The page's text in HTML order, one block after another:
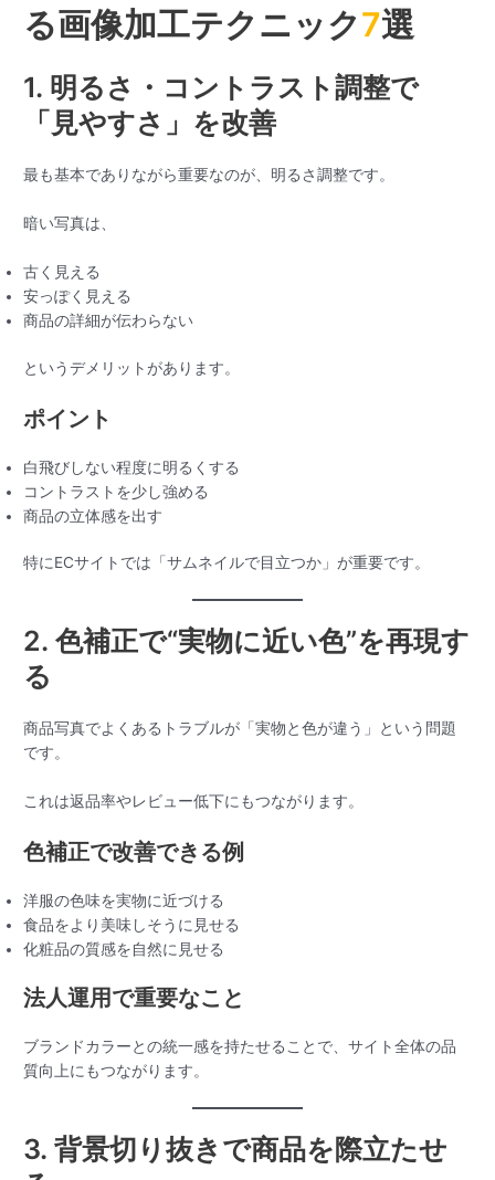
る画像加工テクニック7選
1. 明るさ・コントラスト調整で
「見やすさ」を改善
最も基本でありながら重要なのが、明るさ調整です。
暗い写真は、
古く見える
安っぽく見える
商品の詳細が伝わらない
というデメリットがあります。
ポイント
白飛びしない程度に明るくする
コントラストを少し強める
商品の立体感を出す
特にECサイトでは「サムネイルで目立つか」が重要です。
2. 色補正で“実物に近い色”を再現す
る
商品写真でよくあるトラブルが「実物と色が違う」という問題
です。
これは返品率やレビュー低下にもつながります。
色補正で改善できる例
洋服の色味を実物に近づける
食品をより美味しそうに見せる
化粧品の質感を自然に見せる
法人運用で重要なこと
ブランドカラーとの統一感を持たせることで、サイト全体の品
質向上にもつながります。
3. 背景切り抜きで商品を際立たせ